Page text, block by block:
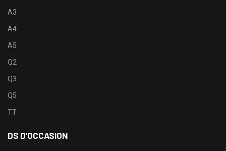
A3
A4
A5
Q2
Q3
Q5
TT
DS D’OCCASION